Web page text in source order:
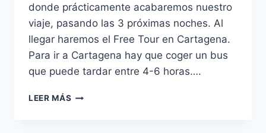
donde prácticamente acabaremos nuestro
viaje, pasando las 3 próximas noches. Al
llegar haremos el Free Tour en Cartagena.
Para ir a Cartagena hay que coger un bus
que puede tardar entre 4-6 horas….
LEER MÁS EN